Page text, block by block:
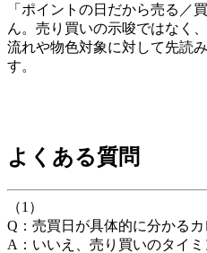
「ポイントの日だから売る／
ん。売り買いの示唆ではなく
流れや物色対象に対して先読
す。
よくある質問
（1）
Q：売買日が具体的に分かる
A：いいえ、売り買いのタイミ